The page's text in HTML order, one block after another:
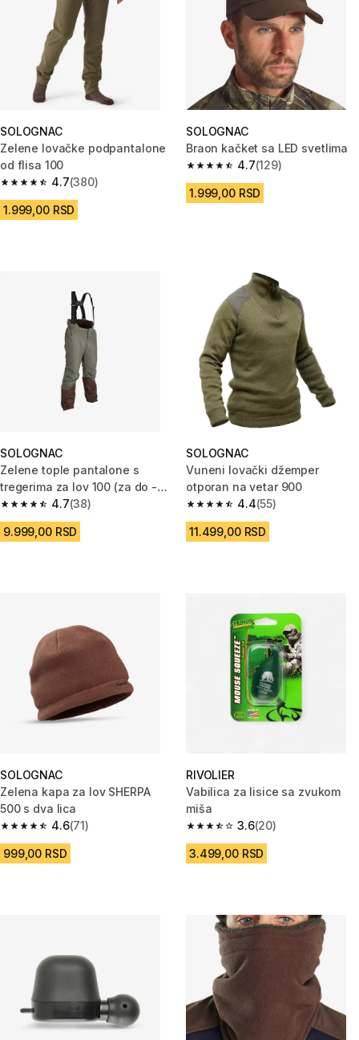
SOLOGNAC
Zelene lovačke podpantalone
od flisa 100
4.7
4.7 od 5 zvezdica from 380 Recenzije
(380)
1.999,00 RSD
SOLOGNAC
Braon kačket sa LED svetlima
4.7
4.7 od 5 zvezdica from 129
(129)
1.999,00 RSD
SOLOGNAC
Zelene tople pantalone s
tregerima za lov 100 (za do -20
°C)
4.7
4.7 od 5 zvezdica from 38 Recenzije
(38)
9.999,00 RSD
SOLOGNAC
Vuneni lovački džemper
otporan na vetar 900
4.4
4.4 od 5 zvezdica from 55
(55)
11.499,00 RSD
SOLOGNAC
Zelena kapa za lov SHERPA
500 s dva lica
4.6
4.6 od 5 zvezdica from 71 Recenzije
(71)
999,00 RSD
RIVOLIER
Vabilica za lisice sa zvukom
miša
3.6
3.6 od 5 zvezdica from 20
(20)
3.499,00 RSD